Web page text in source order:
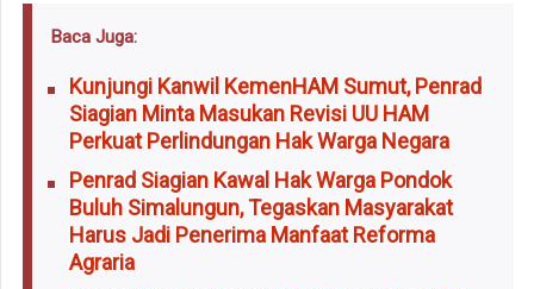
Baca Juga:
Kunjungi Kanwil KemenHAM Sumut, Penrad
Siagian Minta Masukan Revisi UU HAM
Perkuat Perlindungan Hak Warga Negara
Penrad Siagian Kawal Hak Warga Pondok
Buluh Simalungun, Tegaskan Masyarakat
Harus Jadi Penerima Manfaat Reforma
Agraria